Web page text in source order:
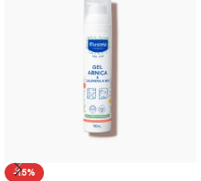
-15%